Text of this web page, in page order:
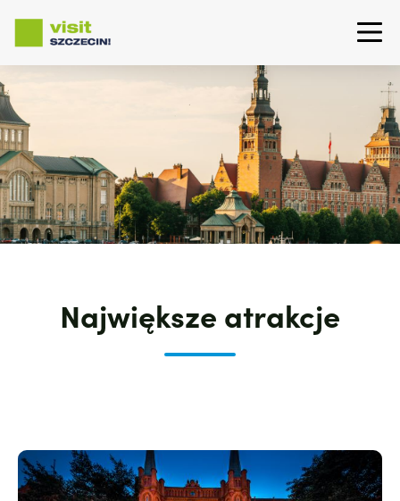
do
treści
Największe atrakcje